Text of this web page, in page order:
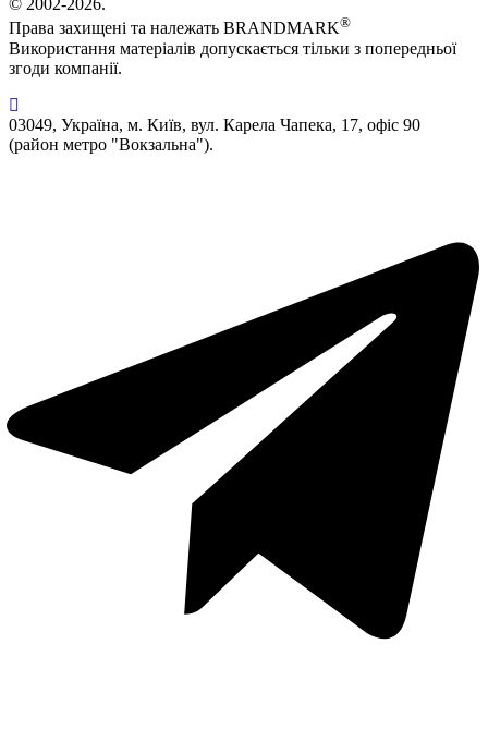
© 2002-2026.
Права захищені та належать BRANDMARK®
Використання матеріалів допускається тільки з попередньої
згоди компанії.
03049, Україна, м. Київ, вул. Карела Чапека, 17, офіс 90
(район метро "Вокзальна").